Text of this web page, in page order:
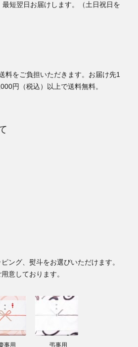
短翌日お届けします。（土日祝日を
料をご負担いただきます。お届け先1
円（税込）以上で送料無料。
ング、熨斗をお選びいただけます。
意しております。
事用 弔事用